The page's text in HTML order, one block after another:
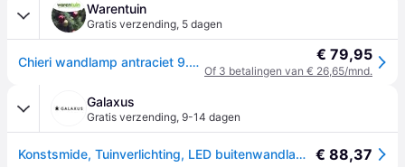
Warentuin
Gratis verzending, 5 dagen
Chieri wandlamp antraciet 9.5cm Konstsmide - Konstsmide € 79,95
Of 3 betalingen van € 26,65/mnd.
Galaxus
Gratis verzending, 9-14 dagen
Konstsmide, Tuinverlichting, LED buitenwandlamp Chieri (400lm, IP54) € 88,37